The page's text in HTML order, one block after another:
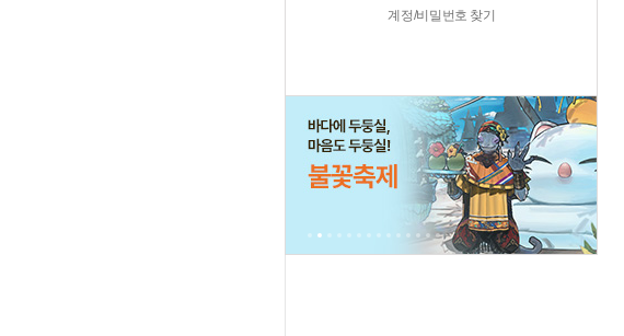
계정/비밀번호 찾기